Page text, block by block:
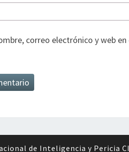
correo electrónico y web
de Inteligencia y Pericia